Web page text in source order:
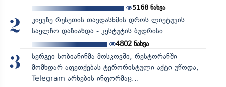
5168 ნახვა
2
კიევზე რუსეთის თავდასხმის დროს ლიეტუვის
საელჩო დაზიანდა - კესტუტის ბუდრისი
4802ნახვა
3
სერგეი სობიანინმა მოსკოვში, რესტორანში
მომხდარ აფეთქებას ტერორისტული აქტი უწოდა,
Telegram-არხების ინფორმაც...